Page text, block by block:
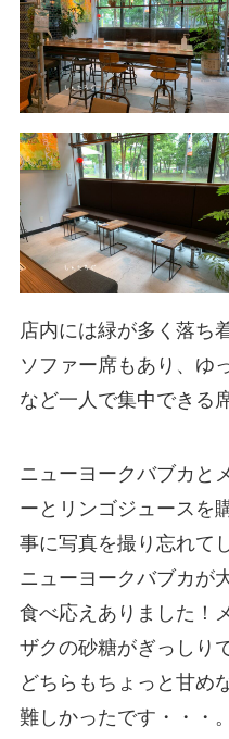
店内には緑が多く落ち
ソファー席もあり、ゆ
など一人で集中できる
ニューヨークバブカと
ーとリンゴジュースを
事に写真を撮り忘れて
ニューヨークバブカが
食べ応えありました！
ザクの砂糖がぎっしり
どちらもちょっと甘め
難しかったです・・・